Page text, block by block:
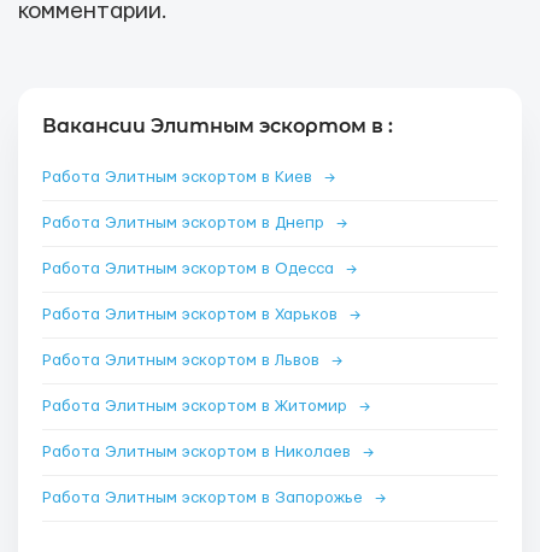
комментарии.
Вакансии Элитным эскортом в :
Работа Элитным эскортом в Киев →
Работа Элитным эскортом в Днепр →
Работа Элитным эскортом в Одесса →
Работа Элитным эскортом в Харьков →
Работа Элитным эскортом в Львов →
Работа Элитным эскортом в Житомир →
Работа Элитным эскортом в Николаев →
Работа Элитным эскортом в Запорожье →